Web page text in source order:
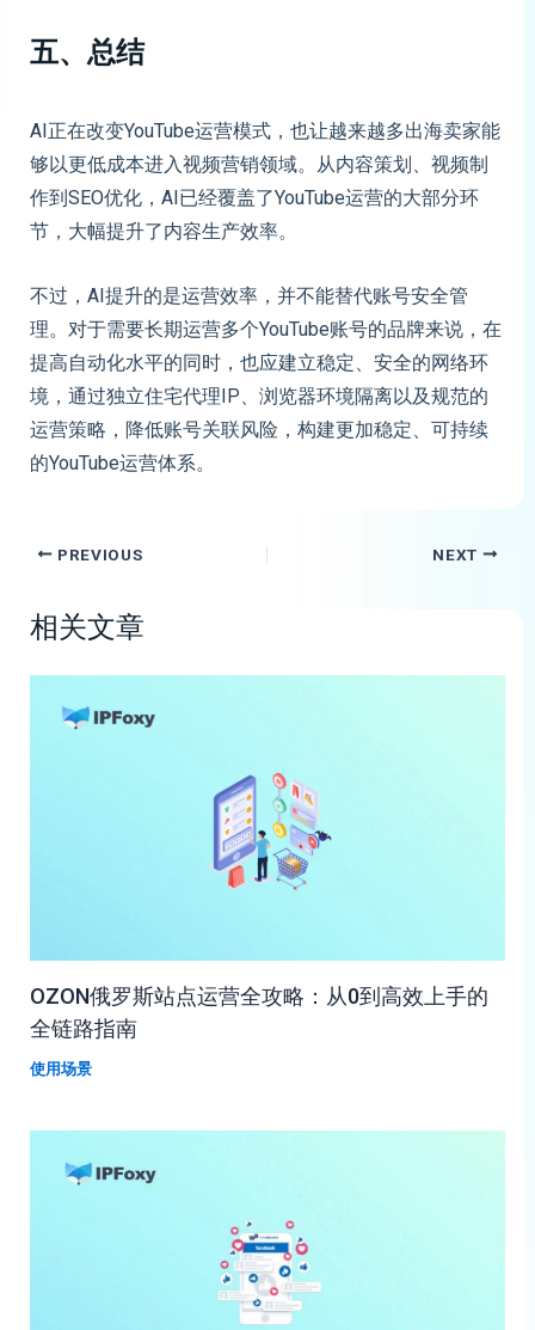
五、总结
AI正在改变YouTube运营模式，也让越来越多出海卖家能
够以更低成本进入视频营销领域。从内容策划、视频制
作到SEO优化，AI已经覆盖了YouTube运营的大部分环
节，大幅提升了内容生产效率。
不过，AI提升的是运营效率，并不能替代账号安全管
理。对于需要长期运营多个YouTube账号的品牌来说，在
提高自动化水平的同时，也应建立稳定、安全的网络环
境，通过独立住宅代理IP、浏览器环境隔离以及规范的
运营策略，降低账号关联风险，构建更加稳定、可持续
的YouTube运营体系。
PREVIOUS NEXT
相关文章
OZON俄罗斯站点运营全攻略：从0到高效上手的
全链路指南
使用场景